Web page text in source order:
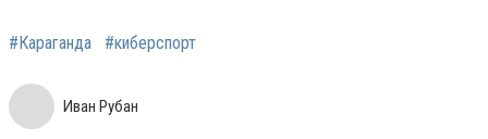
#Караганда #киберспорт
Иван Рубан